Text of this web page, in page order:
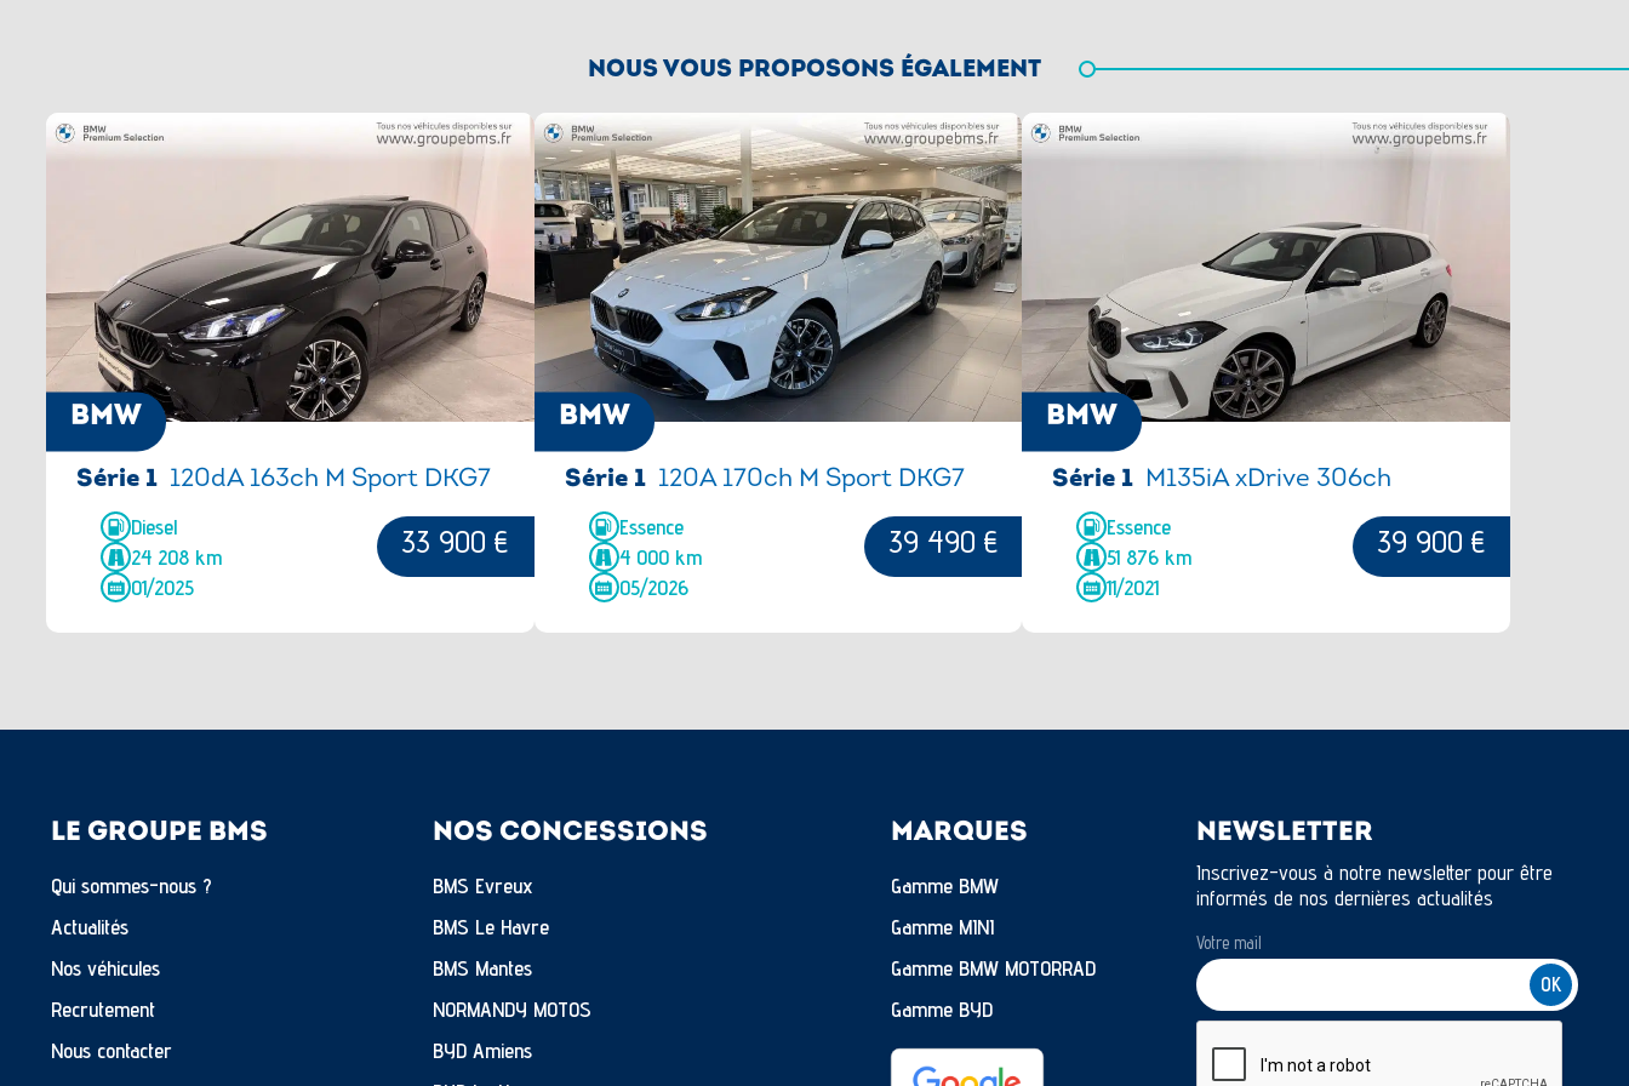
Driving Assistant
Equipements spécifiques UE
Feux de route anti-éblouissement
Mesure individuelle de pression de
Pack Premium
PARKING ASSISTANT
Personal eSim
Rétroviseurs rabattables et intérieur et
extérieur gauche antiéblouissement
Triangle de présignalisation et trousse
de premiers secours
Tuner radio numerique DAB
Vitrage calorifuge
Volant M gainé cuir
NOUS VOUS PROPOSONS ÉGALEMENT
BMW
Série 1 120dA 163ch M Sport DKG7
Diesel
24 208 km
01/2025
33 900 €
BMW
Série 1 120A 170ch M Sport DKG7
Essence
4 000 km
05/2026
39 490 €
BMW
Série 1
M135iA xDrive 306ch
Essence
51 876 km
11/2021
39 900 €
LE GROUPE BMS
Qui sommes-nous ?
Actualités
Nos véhicules
Recrutement
Nous contacter
NOS CONCESSIONS
BMS Evreux
BMS Le Havre
BMS Mantes
NORMANDY MOTOS
BYD Amiens
MARQUES
Gamme BMW
Gamme MINI
Gamme BMW MOTORRAD
Gamme BYD
NEWSLETTER
Inscrivez-vous à notre newsletter pour être
informés de nos dernières actualités
Votre mail